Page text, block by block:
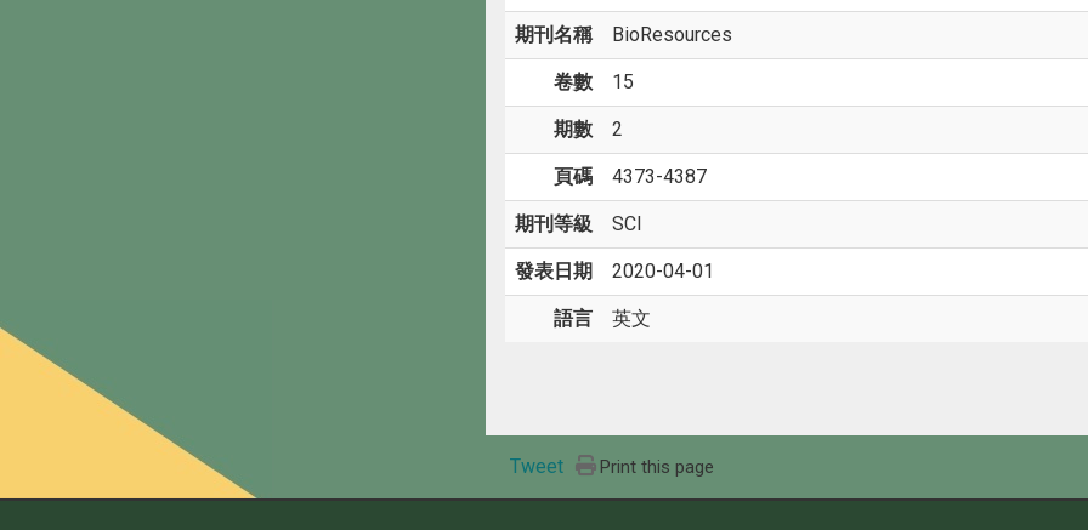
期刊名稱 BioResources
卷數 15
期數 2
頁碼 4373-4387
期刊等級 SCI
發表日期 2020-04-01
語言 英文
Tweet Print this page